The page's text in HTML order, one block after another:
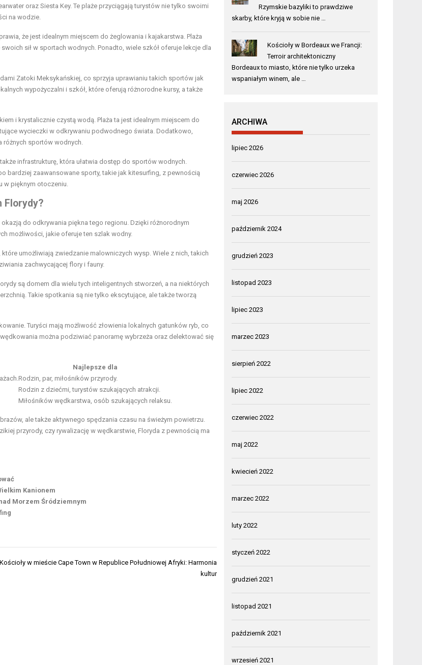
oraz Siesta Key. Te plaże przyciągają turystów nie tylko swoimi
na wodzie.
że jest idealnym miejscem do żeglowania i kajakarstwa. Plaża
sił w sportach wodnych. Ponadto, wiele szkół oferuje lekcje dla
Zatoki Meksykańskiej, co sprzyja uprawianiu takich sportów jak
wypożyczalni i szkół, które oferują różnorodne kursy, a także
i krystalicznie czystą wodą. Plaża ta jest idealnym miejscem do
wycieczki w odkrywaniu podwodnego świata. Dodatkowo,
sportów wodnych.
infrastrukturę, która ułatwia dostęp do sportów wodnych.
zaawansowane sporty, takie jak kitesurfing, z pewnością
w pięknym otoczeniu.
Florydy?
do odkrywania piękna tego regionu. Dzięki różnorodnym
możliwości, jakie oferuje ten szlak wodny.
umożliwiają zwiedzanie malowniczych wysp. Wiele z nich, takich
zachwycającej flory i fauny.
są domem dla wielu tych inteligentnych stworzeń, a na niektórych
Takie spotkania są nie tylko ekscytujące, ale także tworzą
Turyści mają możliwość złowienia lokalnych gatunków ryb, co
można podziwiać panoramę wybrzeża oraz delektować się
Najlepsze dla
Rodzin, par, miłośników przyrody.
Rodzin z dziećmi, turystów szukających atrakcji.
Miłośników wędkarstwa, osób szukających relaksu.
ale także aktywnego spędzania czasu na świeżym powietrzu.
przyrody, czy rywalizację w wędkarstwie, Floryda z pewnością ma
Kanionem
Morzem Śródziemnym
Kościoły w mieście Cape Town w Republice Południowej Afryki: Harmonia
kultur
Rzymskie bazyliki to prawdziwe
skarby, które kryją w sobie nie …
Kościoły w Bordeaux we Francji:
Terroir architektoniczny
Bordeaux to miasto, które nie tylko urzeka
wspaniałym winem, ale …
ARCHIWA
lipiec 2026
czerwiec 2026
maj 2026
październik 2024
grudzień 2023
listopad 2023
lipiec 2023
marzec 2023
sierpień 2022
lipiec 2022
czerwiec 2022
maj 2022
kwiecień 2022
marzec 2022
luty 2022
styczeń 2022
grudzień 2021
listopad 2021
październik 2021
wrzesień 2021